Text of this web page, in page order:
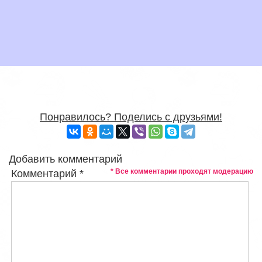
Понравилось? Поделись с друзьями!
Добавить комментарий
* Все комментарии проходят модерацию
Комментарий*